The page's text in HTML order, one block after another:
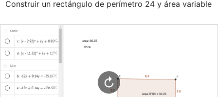
Construir un rectángulo de perímetro 24 y área variable